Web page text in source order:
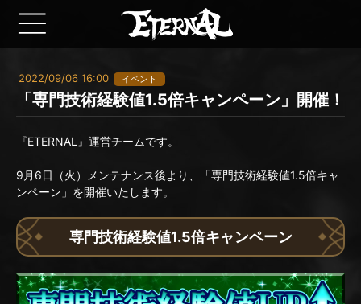
2022/09/06 16:00 イベント
「専門技術経験値1.5倍キャンペーン」開催！
『ETERNAL』運営チームです。
9月6日（火）メンテナンス後より、「専門技術経験値1.5倍キャ
ンペーン」を開催いたします。
専門技術経験値1.5倍キャンペーン